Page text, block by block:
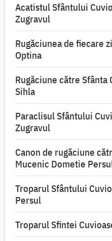
Acatistul Sfântului
Zugravul
Rugăciunea de fiecare
Optina
Rugăciune către Sfânta
Sihla
Paraclisul Sfântului
Zugravul
Canon de rugăciune
Mucenic Dometie
Troparul Sfântului
Persul
Troparul Sfintei